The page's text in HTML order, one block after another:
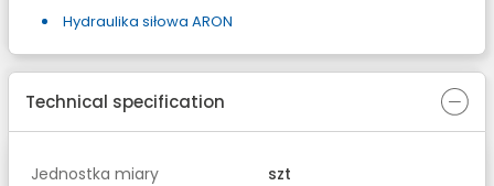
Hydraulika siłowa ARON
Technical specification
Jednostka miary
szt